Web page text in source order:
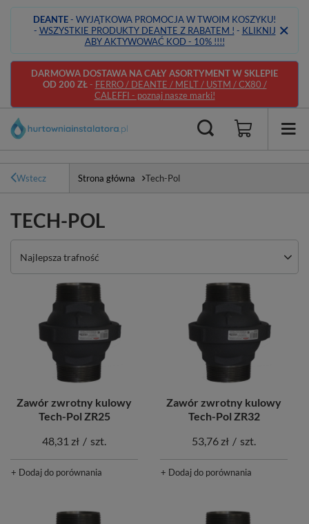
DEANTE- WYJĄTKOWA PROMOCJA W TWOIM KOSZYKU!
- WSZYSTKIE PRODUKTY DEANTE Z RABATEM ! - KLIKNIJ
ABY AKTYWOWAĆ KOD - 10% !!!!
DARMOWA DOSTAWA NA CAŁY ASORTYMENT W SKLEPIE
OD 200 ZŁ- FERRO / DEANTE / MELT / USTM / CX80 /
CALEFFI - poznaj nasze marki!
Wstecz Strona główna Tech-Pol
TECH-POL
Zmień sortowanie
Najlepsza trafność
Zawór zwrotny kulowy
Tech-Pol ZR25
48,31 zł / szt.
+ Dodaj do porównania
Zawór zwrotny kulowy
Tech-Pol ZR32
53,76 zł / szt.
+ Dodaj do porównania